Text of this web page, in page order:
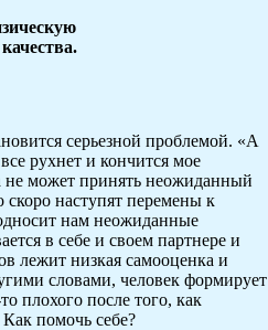
серьезной проблемой. «А
рухнет и кончится мое
может принять неожиданный
скоро наступят перемены к
нам неожиданные
в себе и своем партнере и
лежит низкая самооценка и
словами, человек формирует
плохого после того, как
помочь себе?